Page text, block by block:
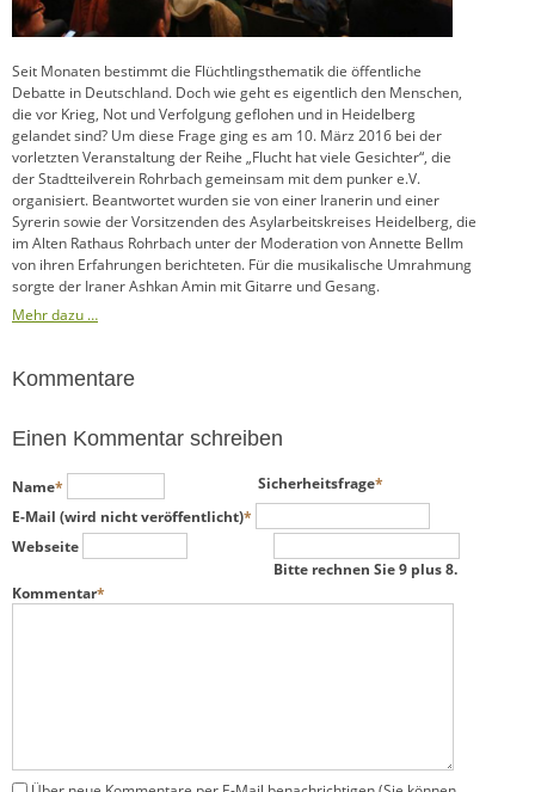
Seit Monaten bestimmt die Flüchtlingsthematik die öffentliche
Debatte in Deutschland. Doch wie geht es eigentlich den Menschen,
die vor Krieg, Not und Verfolgung geflohen und in Heidelberg
gelandet sind? Um diese Frage ging es am 10. März 2016 bei der
vorletzten Veranstaltung der Reihe „Flucht hat viele Gesichter“, die
der Stadtteilverein Rohrbach gemeinsam mit dem punker e.V.
organisiert. Beantwortet wurden sie von einer Iranerin und einer
Syrerin sowie der Vorsitzenden des Asylarbeitskreises Heidelberg, die
im Alten Rathaus Rohrbach unter der Moderation von Annette Bellm
von ihren Erfahrungen berichteten. Für die musikalische Umrahmung
sorgte der Iraner Ashkan Amin mit Gitarre und Gesang.
Mehr dazu …
Kommentare
Einen Kommentar schreiben
Pflichtfeld
Name*
Pflichtfeld
E-Mail (wird nicht veröffentlicht)*
Webseite
Pflichtfeld
Sicherheitsfrage*
Bitte rechnen Sie 9 plus 8.
Pflichtfeld
Kommentar*